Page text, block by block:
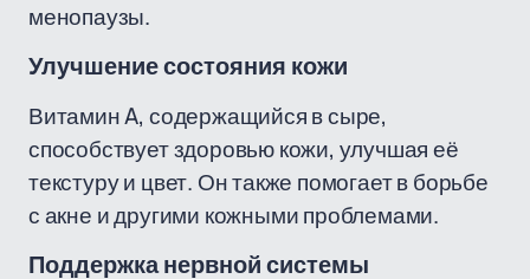
менопаузы.
Улучшение состояния кожи
Витамин A, содержащийся в сыре,
способствует здоровью кожи, улучшая её
текстуру и цвет. Он также помогает в борьбе
с акне и другими кожными проблемами.
Поддержка нервной системы